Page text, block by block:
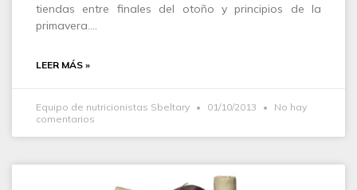
tiendas entre finales del otoño y principios de la
primavera.…
LEER MÁS »
Equipo de nutricionistas Sbeltary 01/10/2013
No hay
comentarios